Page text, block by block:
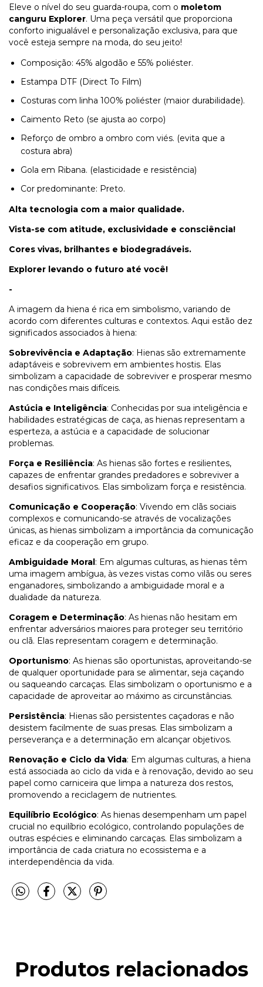
Eleve o nível do seu guarda-roupa, com o moletom
canguru Explorer. Uma peça versátil que proporciona
conforto inigualável e personalização exclusiva, para que
você esteja sempre na moda, do seu jeito!
Composição: 45% algodão e 55% poliéster.
Estampa DTF (Direct To Film)
Costuras com linha 100% poliéster (maior durabilidade).
Caimento Reto (se ajusta ao corpo)
Reforço de ombro a ombro com viés. (evita que a
costura abra)
Gola em Ribana. (elasticidade e resistência)
Cor predominante: Preto.
Alta tecnologia com a maior qualidade.
Vista-se com atitude, exclusividade e consciência!
Cores vivas, brilhantes e biodegradáveis.
Explorer levando o futuro até você!
-
A imagem da hiena é rica em simbolismo, variando de
acordo com diferentes culturas e contextos. Aqui estão dez
significados associados à hiena:
Sobrevivência e Adaptação: Hienas são extremamente
adaptáveis e sobrevivem em ambientes hostis. Elas
simbolizam a capacidade de sobreviver e prosperar mesmo
nas condições mais difíceis.
Astúcia e Inteligência: Conhecidas por sua inteligência e
habilidades estratégicas de caça, as hienas representam a
esperteza, a astúcia e a capacidade de solucionar
problemas.
Força e Resiliência: As hienas são fortes e resilientes,
capazes de enfrentar grandes predadores e sobreviver a
desafios significativos. Elas simbolizam força e resistência.
Comunicação e Cooperação: Vivendo em clãs sociais
complexos e comunicando-se através de vocalizações
únicas, as hienas simbolizam a importância da comunicação
eficaz e da cooperação em grupo.
Ambiguidade Moral: Em algumas culturas, as hienas têm
uma imagem ambígua, às vezes vistas como vilãs ou seres
enganadores, simbolizando a ambiguidade moral e a
dualidade da natureza.
Coragem e Determinação: As hienas não hesitam em
enfrentar adversários maiores para proteger seu território
ou clã. Elas representam coragem e determinação.
Oportunismo: As hienas são oportunistas, aproveitando-se
de qualquer oportunidade para se alimentar, seja caçando
ou saqueando carcaças. Elas simbolizam o oportunismo e a
capacidade de aproveitar ao máximo as circunstâncias.
Persistência: Hienas são persistentes caçadoras e não
desistem facilmente de suas presas. Elas simbolizam a
perseverança e a determinação em alcançar objetivos.
Renovação e Ciclo da Vida: Em algumas culturas, a hiena
está associada ao ciclo da vida e à renovação, devido ao seu
papel como carniceira que limpa a natureza dos restos,
promovendo a reciclagem de nutrientes.
Equilíbrio Ecológico: As hienas desempenham um papel
crucial no equilíbrio ecológico, controlando populações de
outras espécies e eliminando carcaças. Elas simbolizam a
importância de cada criatura no ecossistema e a
interdependência da vida.
Produtos relacionados